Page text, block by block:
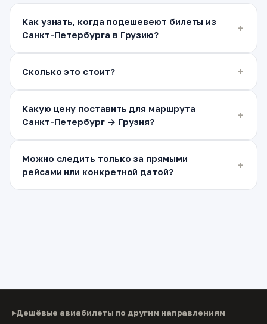
Как узнать, когда подешевеют билеты из
Санкт-Петербурга в Грузию?
Сколько это стоит?
Какую цену поставить для маршрута
Санкт-Петербург → Грузия?
Можно следить только за прямыми
рейсами или конкретной датой?
Дешёвые авиабилеты по другим направлениям